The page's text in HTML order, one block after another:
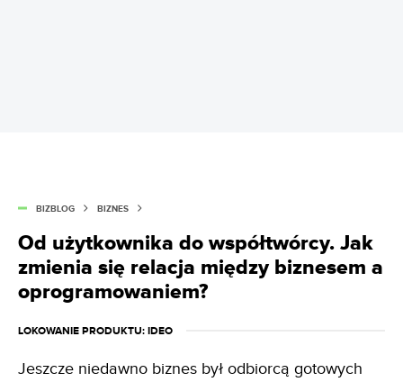
BIZBLOG BIZNES
Od użytkownika do współtwórcy. Jak
zmienia się relacja między biznesem a
oprogramowaniem?
LOKOWANIE PRODUKTU: IDEO
Jeszcze niedawno biznes był odbiorcą gotowych